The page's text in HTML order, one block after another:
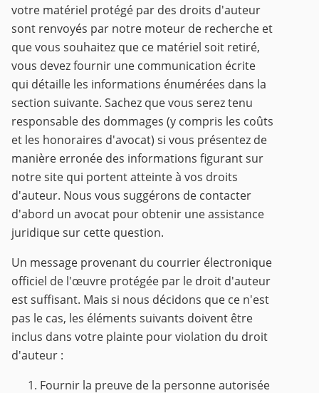
votre matériel protégé par des droits d'auteur
sont renvoyés par notre moteur de recherche et
que vous souhaitez que ce matériel soit retiré,
vous devez fournir une communication écrite
qui détaille les informations énumérées dans la
section suivante. Sachez que vous serez tenu
responsable des dommages (y compris les coûts
et les honoraires d'avocat) si vous présentez de
manière erronée des informations figurant sur
notre site qui portent atteinte à vos droits
d'auteur. Nous vous suggérons de contacter
d'abord un avocat pour obtenir une assistance
juridique sur cette question.
Un message provenant du courrier électronique
officiel de l'œuvre protégée par le droit d'auteur
est suffisant. Mais si nous décidons que ce n'est
pas le cas, les éléments suivants doivent être
inclus dans votre plainte pour violation du droit
d'auteur :
Fournir la preuve de la personne autorisée